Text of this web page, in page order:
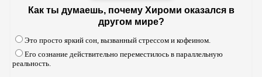
Как ты думаешь, почему Хироми оказался в
другом мире?
Это просто яркий сон, вызванный стрессом и кофеином.
Его сознание действительно переместилось в параллельную
реальность.